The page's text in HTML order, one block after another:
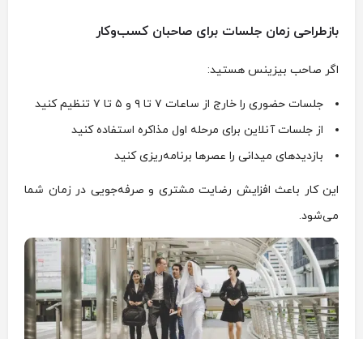
بازطراحی زمان جلسات برای صاحبان کسب‌وکار
اگر صاحب بیزینس هستید:
جلسات حضوری را خارج از ساعات ۷ تا ۹ و ۵ تا ۷ تنظیم کنید
از جلسات آنلاین برای مرحله اول مذاکره استفاده کنید
بازدیدهای میدانی را عصرها برنامه‌ریزی کنید
این کار باعث افزایش رضایت مشتری و صرفه‌جویی در زمان شما
می‌شود.